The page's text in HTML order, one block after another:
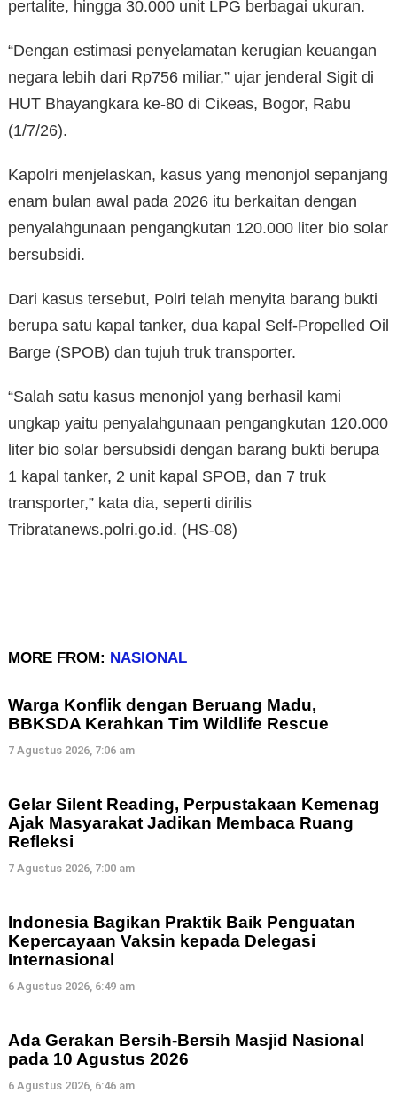
pertalite, hingga 30.000 unit LPG berbagai ukuran.
“Dengan estimasi penyelamatan kerugian keuangan
negara lebih dari Rp756 miliar,” ujar jenderal Sigit di
HUT Bhayangkara ke-80 di Cikeas, Bogor, Rabu
(1/7/26).
Kapolri menjelaskan, kasus yang menonjol sepanjang
enam bulan awal pada 2026 itu berkaitan dengan
penyalahgunaan pengangkutan 120.000 liter bio solar
bersubsidi.
Dari kasus tersebut, Polri telah menyita barang bukti
berupa satu kapal tanker, dua kapal Self-Propelled Oil
Barge (SPOB) dan tujuh truk transporter.
“Salah satu kasus menonjol yang berhasil kami
ungkap yaitu penyalahgunaan pengangkutan 120.000
liter bio solar bersubsidi dengan barang bukti berupa
1 kapal tanker, 2 unit kapal SPOB, dan 7 truk
transporter,” kata dia, seperti dirilis
Tribratanews.polri.go.id. (HS-08)
MORE FROM: NASIONAL
Warga Konflik dengan Beruang Madu,
BBKSDA Kerahkan Tim Wildlife Rescue
7 Agustus 2026, 7:06 am
Gelar Silent Reading, Perpustakaan Kemenag
Ajak Masyarakat Jadikan Membaca Ruang
Refleksi
7 Agustus 2026, 7:00 am
Indonesia Bagikan Praktik Baik Penguatan
Kepercayaan Vaksin kepada Delegasi
Internasional
6 Agustus 2026, 6:49 am
Ada Gerakan Bersih-Bersih Masjid Nasional
pada 10 Agustus 2026
6 Agustus 2026, 6:46 am